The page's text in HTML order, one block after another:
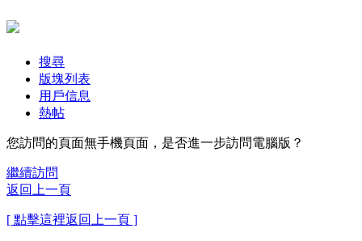
搜尋
版塊列表
用戶信息
熱帖
您訪問的頁面無手機頁面，是否進一步訪問電腦版？
繼續訪問
返回上一頁
[ 點擊這裡返回上一頁 ]